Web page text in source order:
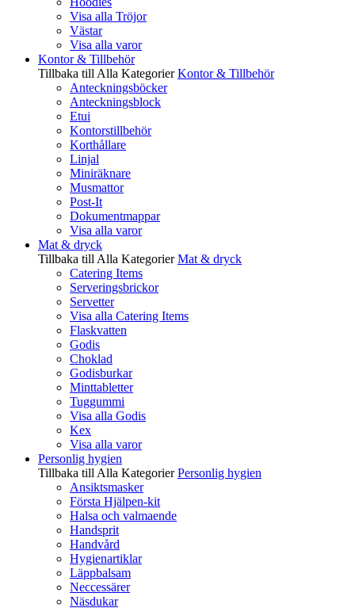
Visa alla Tröjor
Västar
Visa alla varor
Kontor & Tillbehör
Tillbaka till Alla Kategorier Kontor & Tillbehör
Anteckningsböcker
Anteckningsblock
Etui
Kontorstillbehör
Korthållare
Linjal
Miniräknare
Musmattor
Post-It
Dokumentmappar
Visa alla varor
Mat & dryck
Tillbaka till Alla Kategorier Mat & dryck
Catering Items
Serveringsbrickor
Servetter
Visa alla Catering Items
Flaskvatten
Godis
Choklad
Godisburkar
Minttabletter
Tuggummi
Visa alla Godis
Kex
Visa alla varor
Personlig hygien
Tillbaka till Alla Kategorier Personlig hygien
Ansiktsmasker
Första Hjälpen-kit
Halsa och valmaende
Handsprit
Handvård
Hygienartiklar
Läppbalsam
Neccessärer
Näsdukar